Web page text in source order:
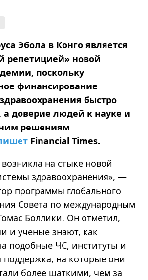
Эбола в Конго является
репетицией» новой
поскольку
финансирование
быстро
а доверие людей к науке и
решениям
Financial Times.
на стыке новой
здравоохранения», —
программы глобального
Совета по международным
Боллики. Он отметил,
и ученые знают, как
подобные ЧС, институты и
поддержка, на которые они
более шаткими, чем за